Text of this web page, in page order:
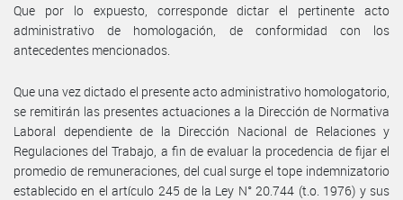
Que por lo expuesto, corresponde dictar el pertinente acto
administrativo de homologación, de conformidad con los
antecedentes mencionados.
Que una vez dictado el presente acto administrativo homologatorio,
se remitirán las presentes actuaciones a la Dirección de Normativa
Laboral dependiente de la Dirección Nacional de Relaciones y
Regulaciones del Trabajo, a fin de evaluar la procedencia de fijar el
promedio de remuneraciones, del cual surge el tope indemnizatorio
establecido en el artículo 245 de la Ley N° 20.744 (t.o. 1976) y sus